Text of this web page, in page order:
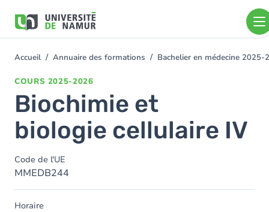
contenu
You
Accueil Annuaire des formations Bachelier en médecine 2025-
COURS 2025-2026
Biochimie et
biologie cellulaire IV
Code de l'UE
MMEDB244
Horaire